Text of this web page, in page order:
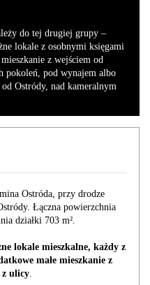
do tej drugiej grupy –
lokale z osobnymi księgami
z wejściem od
pokoleń, pod wynajem albo
Ostródy, nad kameralnym
Ostróda, przy drodze
Łączna powierzchnia
działki 703 m².
lokale mieszkalne, każdy z
małe mieszkanie z
z ulicy